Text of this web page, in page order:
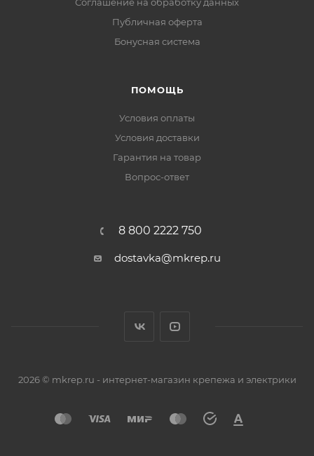
Публичная оферта
Бонусная система
ПОМОЩЬ
Условия оплаты
Условия доставки
Гарантия на товар
Вопрос-ответ
8 800 2222 750
dostavka@mkrep.ru
2026 © mkrep.ru - интернет-магазин крепежа и электрики